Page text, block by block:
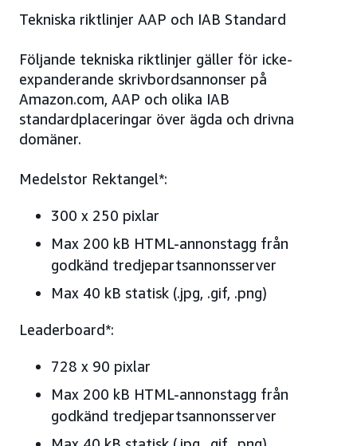
Tekniska riktlinjer AAP och IAB Standard
Följande tekniska riktlinjer gäller för icke-
expanderande skrivbordsannonser på
Amazon.com, AAP och olika IAB
standardplaceringar över ägda och drivna
domäner.
Medelstor Rektangel*:
300 x 250 pixlar
Max 200 kB HTML-annonstagg från
godkänd tredjepartsannonsserver
Max 40 kB statisk (.jpg, .gif, .png)
Leaderboard*:
728 x 90 pixlar
Max 200 kB HTML-annonstagg från
godkänd tredjepartsannonsserver